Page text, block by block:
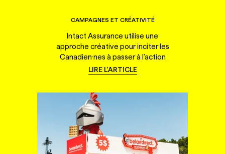
CAMPAGNES ET CRÉATIVITÉ
Intact Assurance utilise une
approche créative pour inciter les
Canadien·nes à passer à l'action
LIRE L'ARTICLE